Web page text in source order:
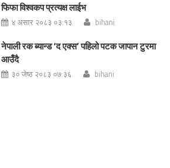
फिफा विश्वकप प्रत्यक्ष लाईभ
४ असार २०८३ ०३:१३ bihani
नेपाली रक ब्यान्ड ‘द एक्स’ पहिलो पटक जापान टुरमा
आउँदै
३० जेष्ठ २०८३ ०७:३६ bihani